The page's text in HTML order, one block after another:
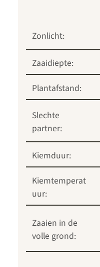
Zonlicht:
Zaaidiepte:
Plantafstand:
Slechte
partner:
Kiemduur:
Kiemtemperat
uur:
Zaaien in de
volle grond: